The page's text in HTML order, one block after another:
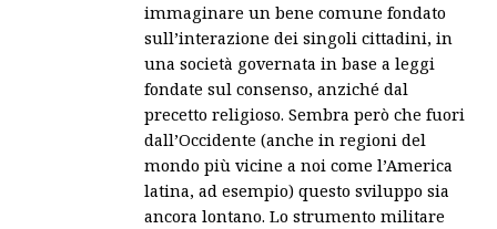
immaginare un bene comune fondato
sull’interazione dei singoli cittadini, in
una società governata in base a leggi
fondate sul consenso, anziché dal
precetto religioso. Sembra però che fuori
dall’Occidente (anche in regioni del
mondo più vicine a noi come l’America
latina, ad esempio) questo sviluppo sia
ancora lontano. Lo strumento militare